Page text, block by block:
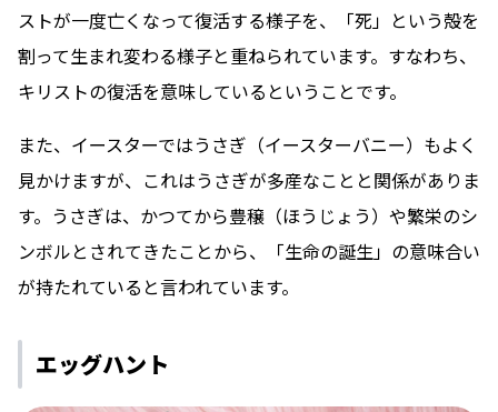
ストが一度亡くなって復活する様子を、「死」という殻を
割って生まれ変わる様子と重ねられています。すなわち、
キリストの復活を意味しているということです。
また、イースターではうさぎ（イースターバニー）もよく
見かけますが、これはうさぎが多産なことと関係がありま
す。うさぎは、かつてから豊穣（ほうじょう）や繁栄のシ
ンボルとされてきたことから、「生命の誕生」の意味合い
が持たれていると言われています。
エッグハント